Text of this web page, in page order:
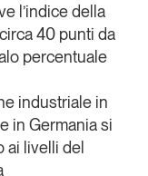
l’indice della
40 punti da
percentuale
industriale in
in Germania si
ai livelli del